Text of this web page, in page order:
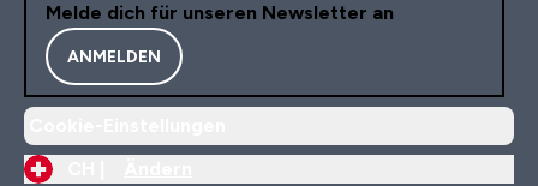
Melde dich für unseren Newsletter an
ANMELDEN